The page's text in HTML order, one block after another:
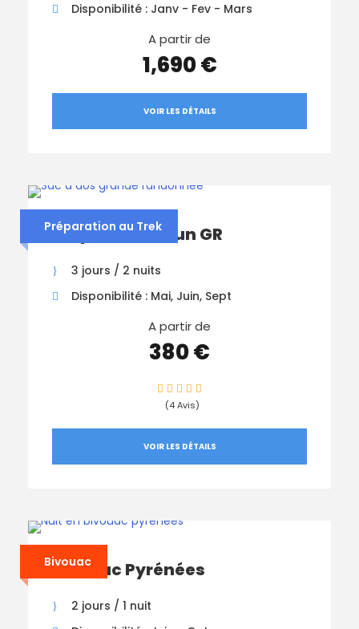
Disponibilité : Janv - Fev - Mars
A partir de
1,690 €
VOIR LES DÉTAILS
Préparation au Trek
Préparation d’un GR
3 jours / 2 nuits
Disponibilité : Mai, Juin, Sept
A partir de
380 €
(4 Avis)
VOIR LES DÉTAILS
Bivouac
Bivouac Pyrénées
2 jours / 1 nuit